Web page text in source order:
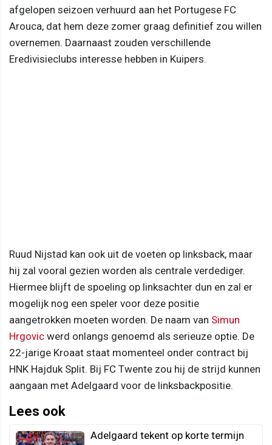
afgelopen seizoen verhuurd aan het Portugese FC
Arouca, dat hem deze zomer graag definitief zou willen
overnemen. Daarnaast zouden verschillende
Eredivisieclubs interesse hebben in Kuipers.
Ruud Nijstad kan ook uit de voeten op linksback, maar
hij zal vooral gezien worden als centrale verdediger.
Hiermee blijft de spoeling op linksachter dun en zal er
mogelijk nog een speler voor deze positie
aangetrokken moeten worden. De naam van Simun
Hrgovic werd onlangs genoemd als serieuze optie. De
22-jarige Kroaat staat momenteel onder contract bij
HNK Hajduk Split. Bij FC Twente zou hij de strijd kunnen
aangaan met Adelgaard voor de linksbackpositie.
Lees ook
Adelgaard tekent op korte termijn